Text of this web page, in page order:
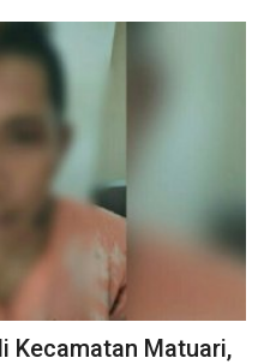
Kecamatan Matuari,